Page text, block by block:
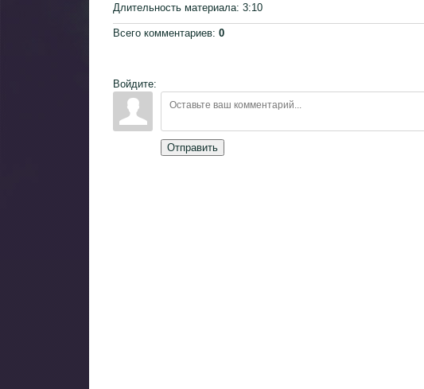
Длительность материала: 3:10
Всего комментариев: 0
Войдите:
Отправить